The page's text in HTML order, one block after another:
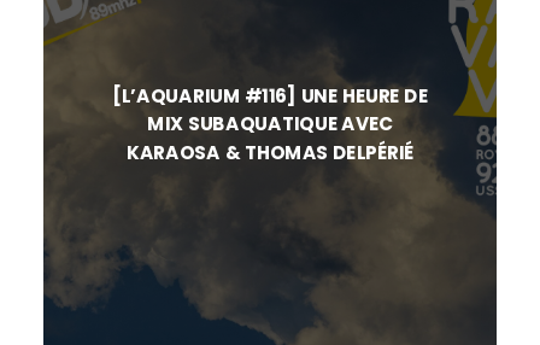
[L’AQUARIUM #116] UNE HEURE DE
MIX SUBAQUATIQUE AVEC
KARAOSA & THOMAS DELPÉRIÉ